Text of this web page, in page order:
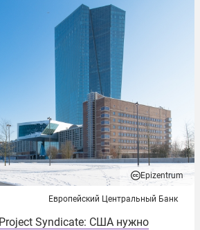
Epizentrum
Европейский Центральный Банк
Project Syndicate: США нужно